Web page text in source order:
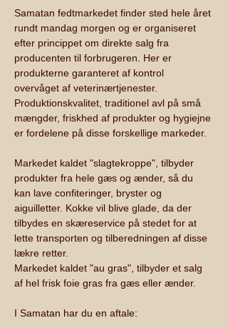
Samatan fedtmarkedet finder sted hele året
rundt mandag morgen og er organiseret
efter princippet om direkte salg fra
producenten til forbrugeren. Her er
produkterne garanteret af kontrol
overvåget af veterinærtjenester.
Produktionskvalitet, traditionel avl på små
mængder, friskhed af produkter og hygiejne
er fordelene på disse forskellige markeder.
Markedet kaldet "slagtekroppe", tilbyder
produkter fra hele gæs og ænder, så du
kan lave confiteringer, bryster og
aiguilletter. Kokke vil blive glade, da der
tilbydes en skæreservice på stedet for at
lette transporten og tilberedningen af disse
lækre retter.
Markedet kaldet "au gras", tilbyder et salg
af hel frisk foie gras fra gæs eller ænder.
I Samatan har du en aftale: